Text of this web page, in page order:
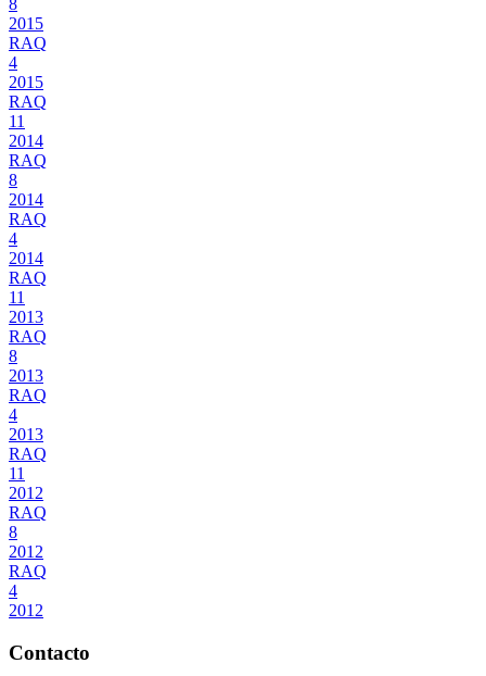
8
2015
RAQ
4
2015
RAQ
11
2014
RAQ
8
2014
RAQ
4
2014
RAQ
11
2013
RAQ
8
2013
RAQ
4
2013
RAQ
11
2012
RAQ
8
2012
RAQ
4
2012
Contacto